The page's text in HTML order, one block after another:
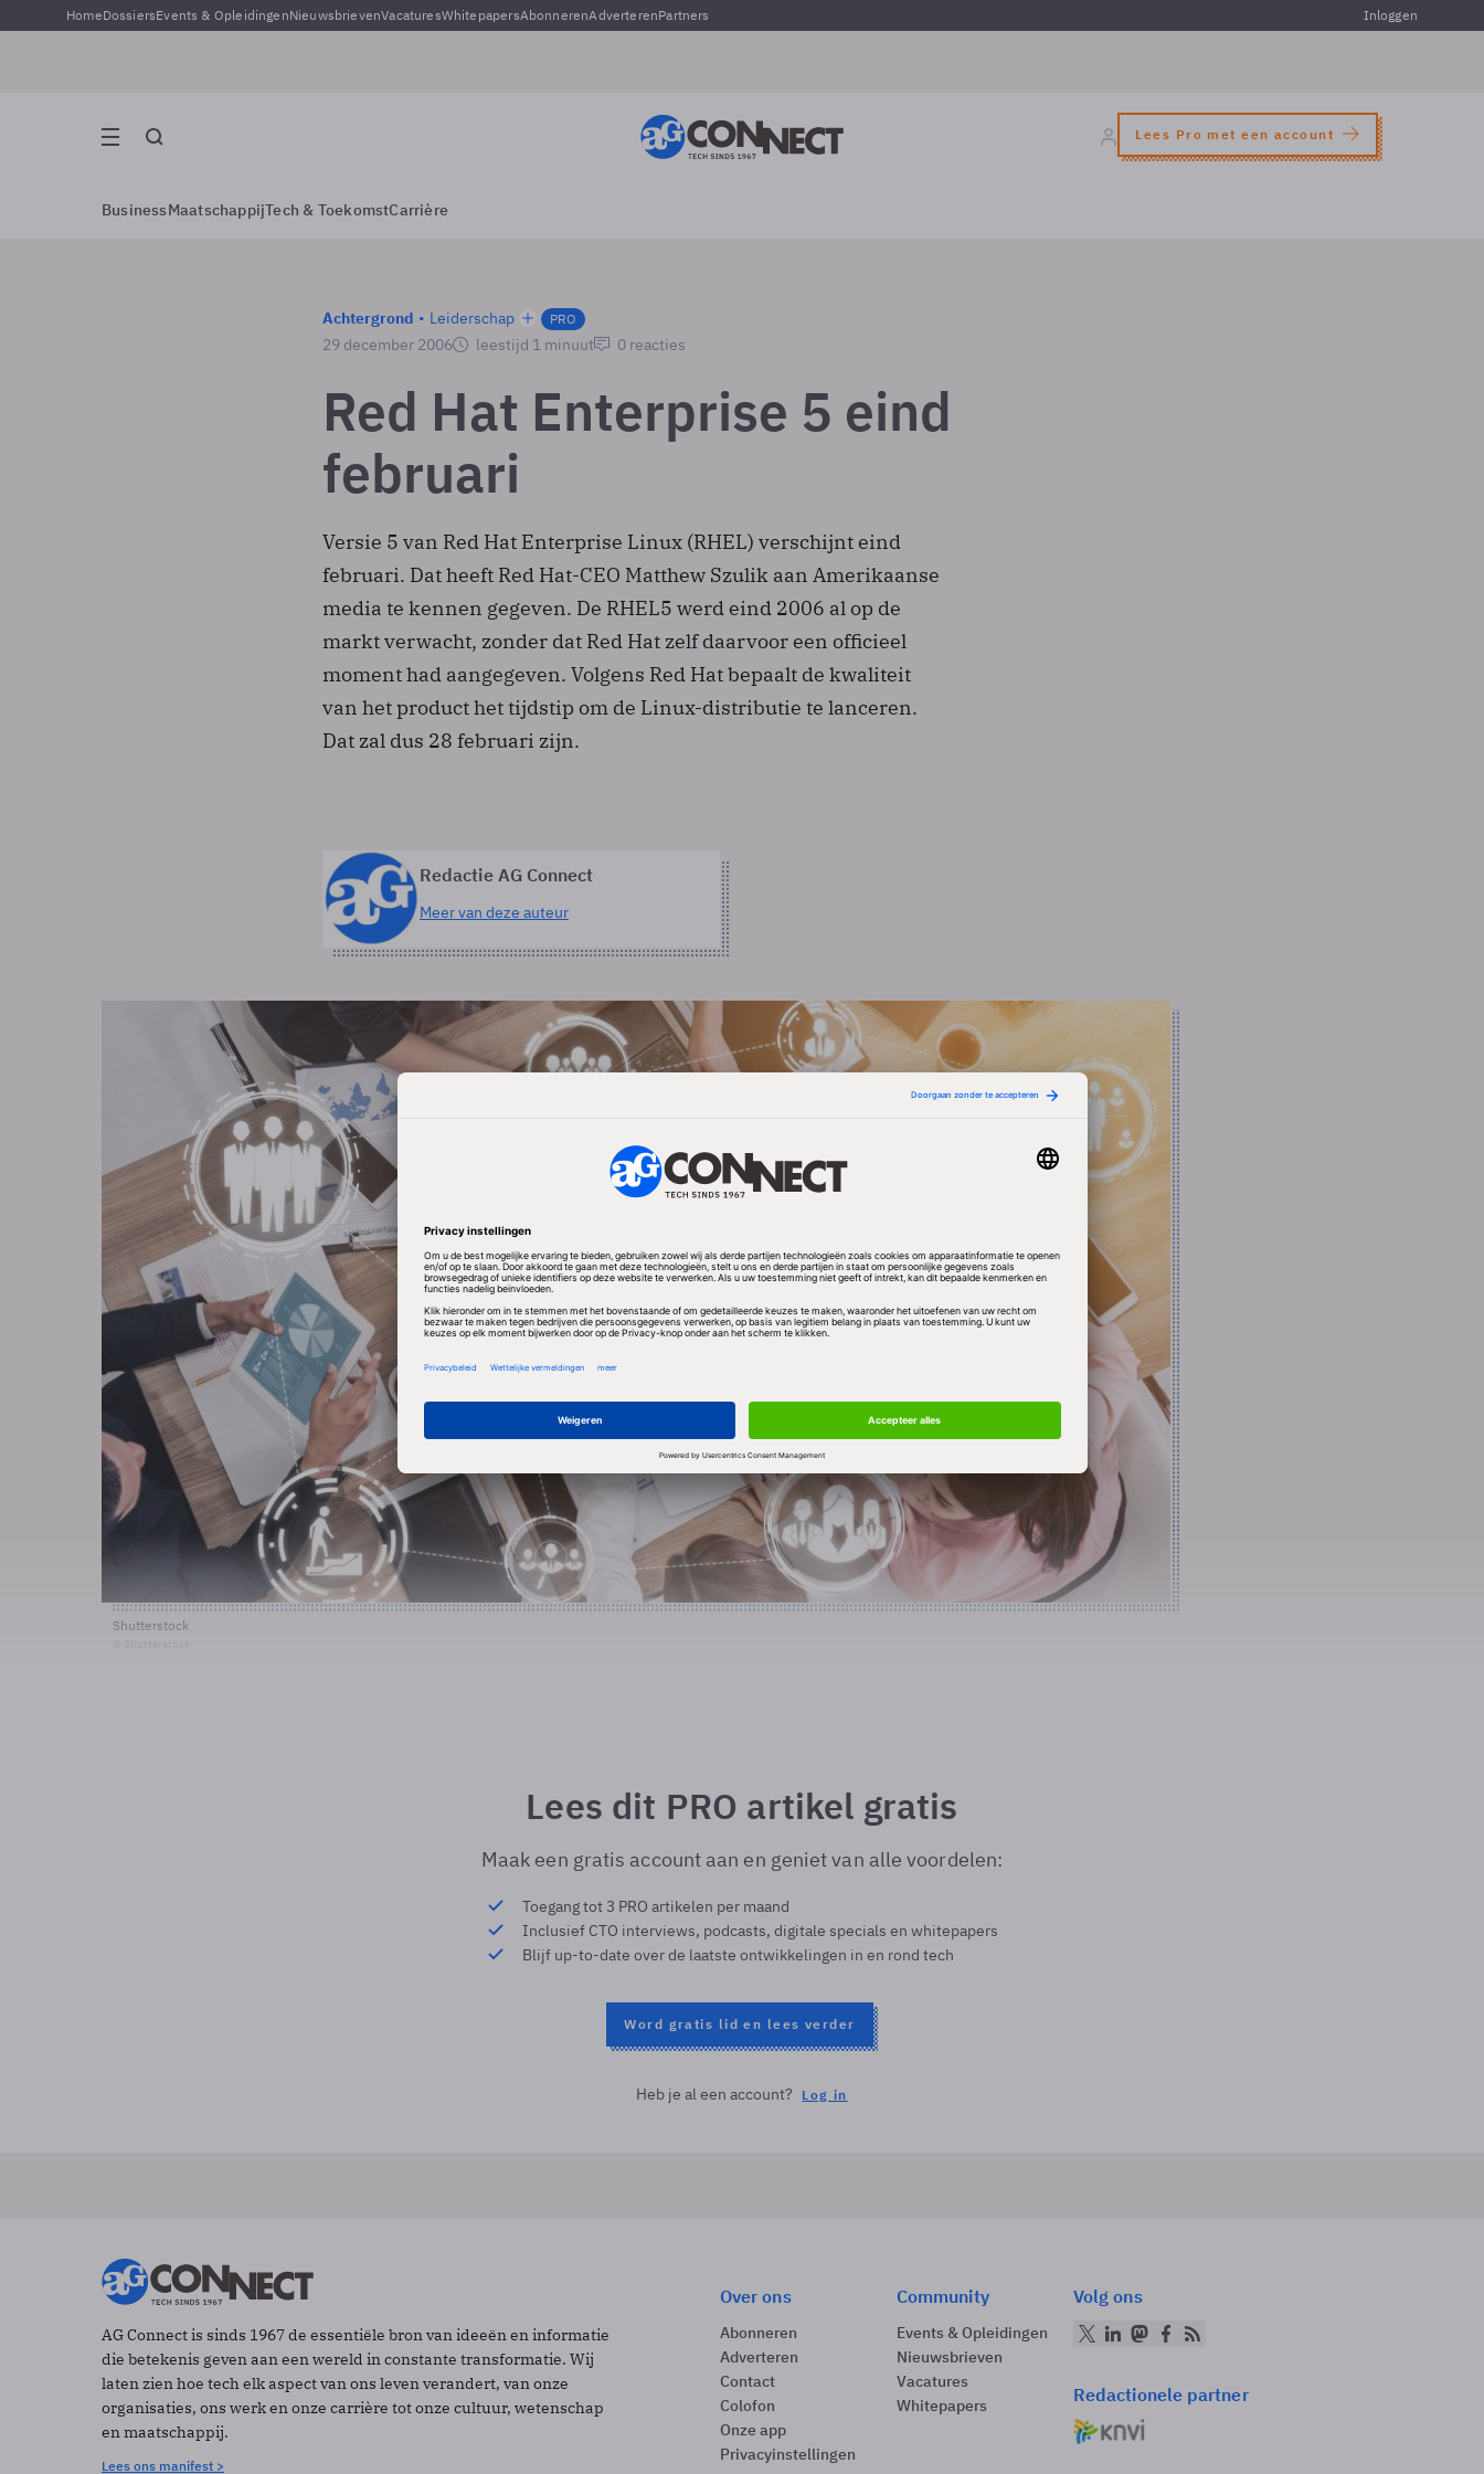
HomeDossiersEvents & OpleidingenNieuwsbrievenVacaturesWhitepapersAbonnerenAdverterenPartners Inloggen
Lees Pro met een account
BusinessMaatschappijTech & ToekomstCarrière
Achtergrond Leiderschap PRO
29 december 2006 leestijd 1 minuut 0 reacties
Red Hat Enterprise 5 eind
februari
Versie 5 van Red Hat Enterprise Linux (RHEL) verschijnt eind
februari. Dat heeft Red Hat-CEO Matthew Szulik aan Amerikaanse
media te kennen gegeven. De RHEL5 werd eind 2006 al op de
markt verwacht, zonder dat Red Hat zelf daarvoor een officieel
moment had aangegeven. Volgens Red Hat bepaalt de kwaliteit
van het product het tijdstip om de Linux-distributie te lanceren.
Dat zal dus 28 februari zijn.
Redactie AG Connect
Meer van deze auteur
Shutterstock
Lees dit PRO artikel gratis
Maak een gratis account aan en geniet van alle voordelen:
Toegang tot 3 PRO artikelen per maand
Inclusief CTO interviews, podcasts, digitale specials en whitepapers
Blijf up-to-date over de laatste ontwikkelingen in en rond tech
Word gratis lid en lees verder
Heb je al een account? Log in
AG Connect is sinds 1967 de essentiële bron van ideeën en informatie
die betekenis geven aan een wereld in constante transformatie. Wij
laten zien hoe tech elk aspect van ons leven verandert, van onze
organisaties, ons werk en onze carrière tot onze cultuur, wetenschap
en maatschappij.
Lees ons manifest >
Over ons
Abonneren
Adverteren
Contact
Colofon
Onze app
Privacyinstellingen
Community
Events & Opleidingen
Nieuwsbrieven
Vacatures
Whitepapers
Volg ons
Redactionele partner